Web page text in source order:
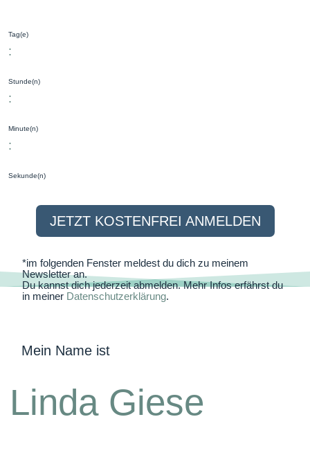
Tag(e)
:
Stunde(n)
:
Minute(n)
:
Sekunde(n)
JETZT KOSTENFREI ANMELDEN
*im folgenden Fenster meldest du dich zu meinem
Newsletter an.
Du kannst dich jederzeit abmelden. Mehr Infos erfährst du
in meiner Datenschutzerklärung.
Mein Name ist
Linda Giese